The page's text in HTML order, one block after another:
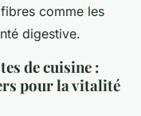
comme les
digestive.
de cuisine :
pour la vitalité